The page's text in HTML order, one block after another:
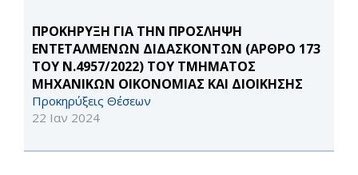
ΠΡΟΚΗΡΥΞΗ ΓΙΑ ΤΗΝ ΠΡΟΣΛΗΨΗ
ΕΝΤΕΤΑΛΜΕΝΩΝ ΔΙΔΑΣΚΟΝΤΩΝ (ΑΡΘΡΟ 173
ΤΟΥ Ν.4957/2022) ΤΟΥ ΤΜΗΜΑΤΟΣ
ΜΗΧΑΝΙΚΩΝ ΟΙΚΟΝΟΜΙΑΣ ΚΑΙ ΔΙΟΙΚΗΣΗΣ
Προκηρύξεις Θέσεων
22 Ιαν 2024